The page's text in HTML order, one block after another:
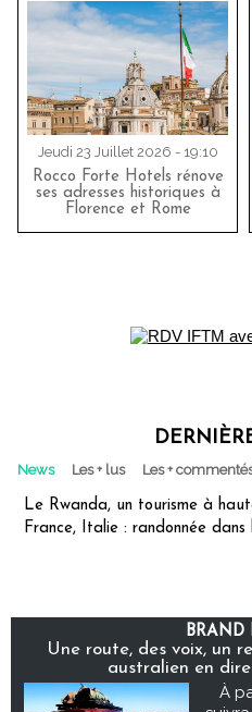
Jeudi 23 Juillet 2026 - 19:10
Rocco Forte Hotels rénove
ses adresses historiques à
Florence et Rome
News Les + lus Les +
Le Rwanda, un tourisme à
France, Italie : randonnée
BRAND
Une route, des voix, un
australien en
À